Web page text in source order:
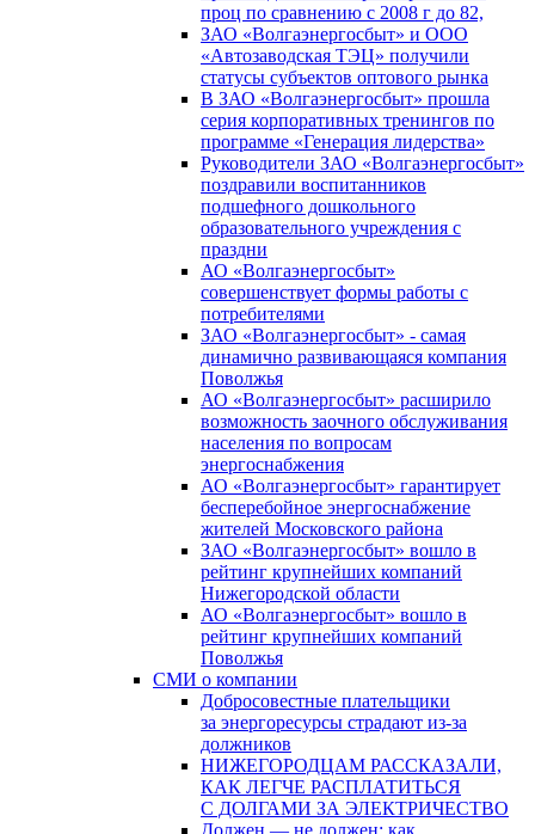
проц по сравнению с 2008 г до 82,
ЗАО «Волгаэнергосбыт» и ООО
«Автозаводская ТЭЦ» получили
статусы субъектов оптового рынка
В ЗАО «Волгаэнергосбыт» прошла
серия корпоративных тренингов по
программе «Генерация лидерства»
Руководители ЗАО «Волгаэнергосбыт»
поздравили воспитанников
подшефного дошкольного
образовательного учреждения с
праздни
АО «Волгаэнергосбыт»
совершенствует формы работы с
потребителями
ЗАО «Волгаэнергосбыт» - самая
динамично развивающаяся компания
Поволжья
АО «Волгаэнергосбыт» расширило
возможность заочного обслуживания
населения по вопросам
энергоснабжения
АО «Волгаэнергосбыт» гарантирует
бесперебойное энергоснабжение
жителей Московского района
ЗАО «Волгаэнергосбыт» вошло в
рейтинг крупнейших компаний
Нижегородской области
АО «Волгаэнергосбыт» вошло в
рейтинг крупнейших компаний
Поволжья
СМИ о компании
Добросовестные плательщики
за энергоресурсы страдают из-за
должников
НИЖЕГОРОДЦАМ РАССКАЗАЛИ,
КАК ЛЕГЧЕ РАСПЛАТИТЬСЯ
С ДОЛГАМИ ЗА ЭЛЕКТРИЧЕСТВО